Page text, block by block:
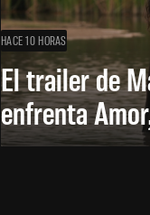
HACE 10 HORAS
El trailer de
enfrenta